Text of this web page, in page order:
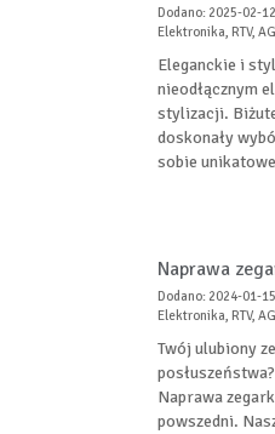
Dodano: 2025-02-12
Elektronika, RTV,
Eleganckie i
nieodłącznym
stylizacji.
doskonały
sobie
Naprawa
Dodano: 2024-01-15
Elektronika, RTV,
Twój ulubiony
Naprawa
powszedni.